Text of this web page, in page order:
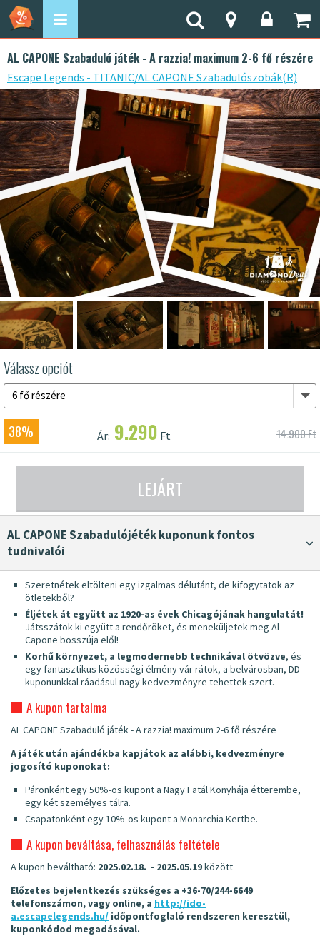
AL CAPONE Szabaduló játék - A razzia! maximum 2-6 fő részére
Escape Legends - TITANIC/AL CAPONE Szabadulószobák(R)
Válassz opciót
6 fő részére
38% Ár: 9.290 Ft 14.900 Ft
LEJÁRT
AL CAPONE Szabadulójéték kuponunk fontos
tudnivalói
Szeretnétek eltölteni egy izgalmas délutánt, de kifogytatok az
ötletekből?
Éljétek át együtt az 1920-as évek Chicagójának hangulatát!
Játsszátok ki együtt a rendőröket, és meneküljetek meg Al
Capone bosszúja elől!
Korhű környezet, a legmodernebb technikával ötvözve, és
egy fantasztikus közösségi élmény vár rátok, a belvárosban, DD
kuponunkkal ráadásul nagy kedvezményre tehettek szert.
A kupon tartalma
AL CAPONE Szabaduló játék - A razzia! maximum 2-6 fő részére
A játék után ajándékba kapjátok az alábbi, kedvezményre
jogosító kuponokat:
Páronként egy 50%-os kupont a Nagy Fatál Konyhája étterembe,
egy két személyes tálra.
Csapatonként egy 10%-os kupont a Monarchia Kertbe.
A kupon beváltása, felhasználás feltétele
A kupon beváltható: 2025.02.18. - 2025.05.19között
Előzetes bejelentkezés szükséges a +36-70/244-6649
telefonszámon, vagy online, a http://ido-
a.escapelegends.hu/ időpontfoglaló rendszeren keresztül,
kuponkódod megadásával.